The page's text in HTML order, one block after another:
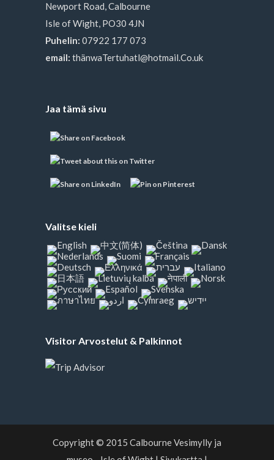
Newport Road, Calbourne
Isle of Wight, PO30 4JN
Puhelin: 07922 177 073
email: thänwaTertuhatl@hotmail.Co.uk
Jaa tämä sivu
Valitse kieli
Visitor Arvostelut & Palkinnot
Copyright © 2015 Calbourne Vesimylly ja